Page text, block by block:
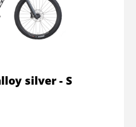
silver - S